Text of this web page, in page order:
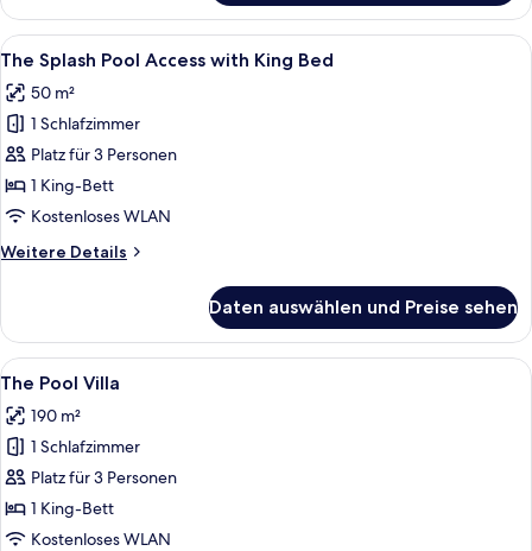
Sky
Jacuzzi
Suite
Alle
Fotos
für
The
Splash
Pool
Access
King
Ein modernes Hotelzimmer mit
4
The Splash Pool Access with King Bed
50 m²
1 Schlafzimmer
Platz für 3 Personen
1 King-Bett
Kostenloses WLAN
Weitere Details
Weitere
Splash
Pool
Access
King
Bed
Daten auswählen und Preise sehen
Alle
Fotos
für
The
Pool
Villa
anzeigen
Ein Poolbereich mit Blick auf einen
7
The Pool Villa
190 m²
1 Schlafzimmer
Platz für 3 Personen
1 King-Bett
Kostenloses WLAN